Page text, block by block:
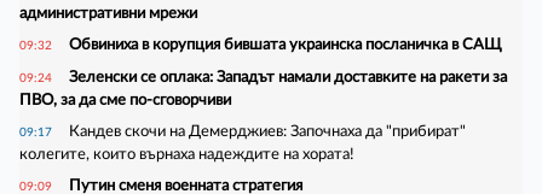
административни мрежи
09:32 Обвиниха в корупция бившата украинска посланичка в САЩ
09:24
Зеленски се оплака: Западът намали доставките на ракети за
ПВО, за да сме по-сговорчиви
09:17
Кандев скочи на Демерджиев: Започнаха да "прибират"
колегите, които върнаха надеждите на хората!
09:09 Путин сменя военната стратегия